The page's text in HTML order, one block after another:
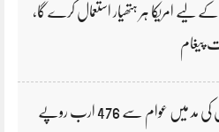
لیے امریکا ہر ہتھیار استعمال کرے گا،
پیغام
بجلی بلوں پر ٹیکس کی مد میں عوام سے 476 ارب روپے